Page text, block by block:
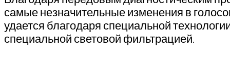
самые незначительные изменения в
удается благодаря специальной
специальной световой фильтрацией.